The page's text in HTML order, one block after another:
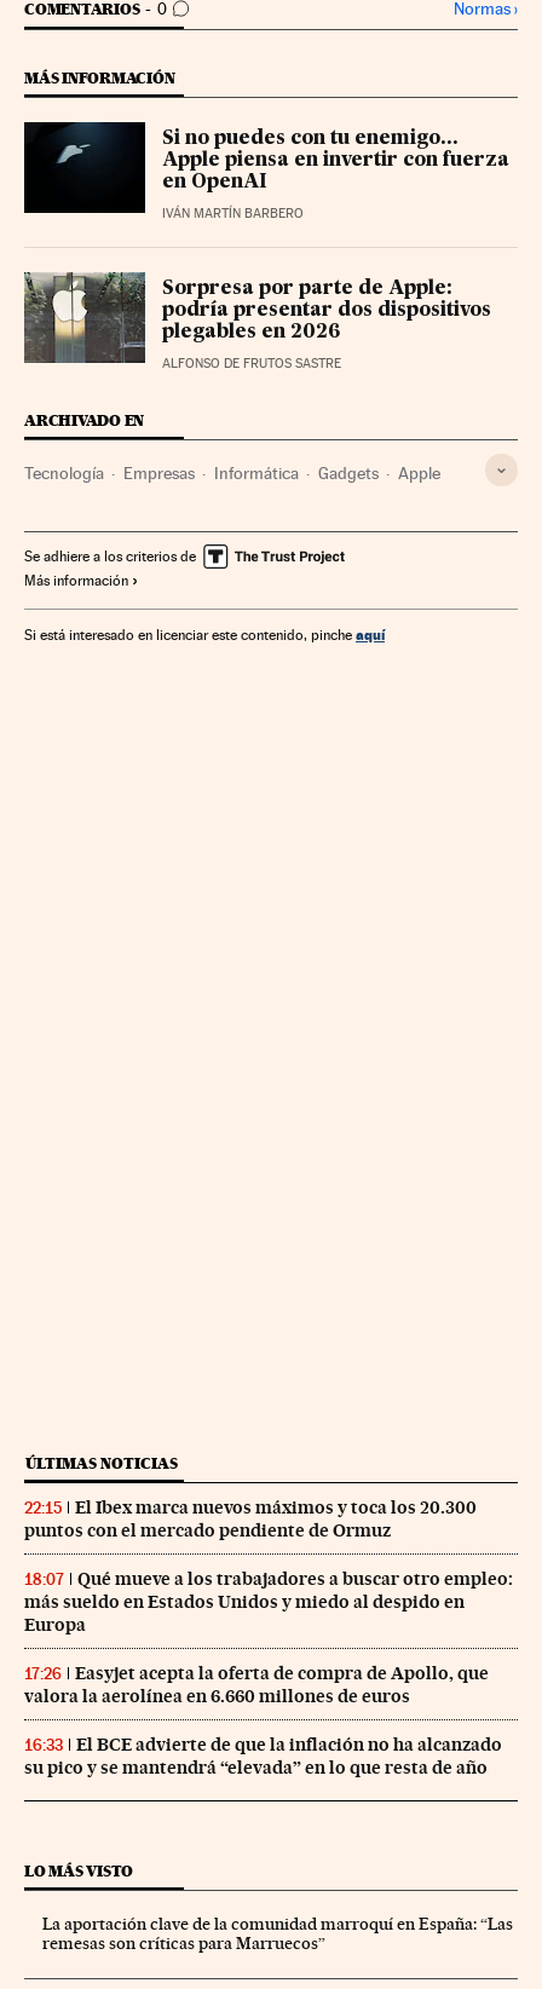
COMENTARIOS 0
IR A LOS COMENTARIOS Normas›
MÁS INFORMACIÓN
Si no puedes con tu enemigo...
Apple piensa en invertir con fuerza
en OpenAI
IVÁN MARTÍN BARBERO
Sorpresa por parte de Apple:
podría presentar dos dispositivos
plegables en 2026
ALFONSO DE FRUTOS SASTRE
ARCHIVADO EN
Tecnología Empresas Informática Gadgets Apple
Se adhiere a los criterios de
Más información
Si está interesado en licenciar este contenido, pinche aquí
ÚLTIMAS NOTICIAS
22:15
El Ibex marca nuevos máximos y toca los 20.300
puntos con el mercado pendiente de Ormuz
18:07
Qué mueve a los trabajadores a buscar otro empleo:
más sueldo en Estados Unidos y miedo al despido en
Europa
17:26
Easyjet acepta la oferta de compra de Apollo, que
valora la aerolínea en 6.660 millones de euros
16:33
El BCE advierte de que la inflación no ha alcanzado
su pico y se mantendrá “elevada” en lo que resta de año
LO MÁS VISTO
La aportación clave de la comunidad marroquí en España: “Las
remesas son críticas para Marruecos”